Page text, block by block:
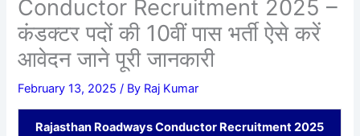
Conductor Recruitment 2025 –
कंडक्टर पदों की 10वीं पास भर्ती ऐसे करें
आवेदन जाने पूरी जानकारी
February 13, 2025/ By Raj Kumar
Rajasthan Roadways Conductor Recruitment 2025